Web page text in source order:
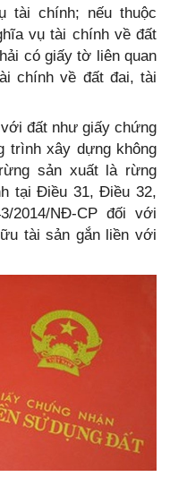
tài chính; nếu thuộc
vụ tài chính về đất
có giấy tờ liên quan
chính về đất đai, tài
đất như giấy chứng
trình xây dựng không
sản xuất là rừng
tại Điều 31, Điều 32,
2014/NĐ-CP đối với
tài sản gắn liền với